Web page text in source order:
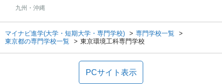
九州・沖縄
マイナビ進学(大学・短期大学・専門学校)
専門学校一覧
東京都の専門学校一覧
東京環境工科専門学校
PCサイト表示